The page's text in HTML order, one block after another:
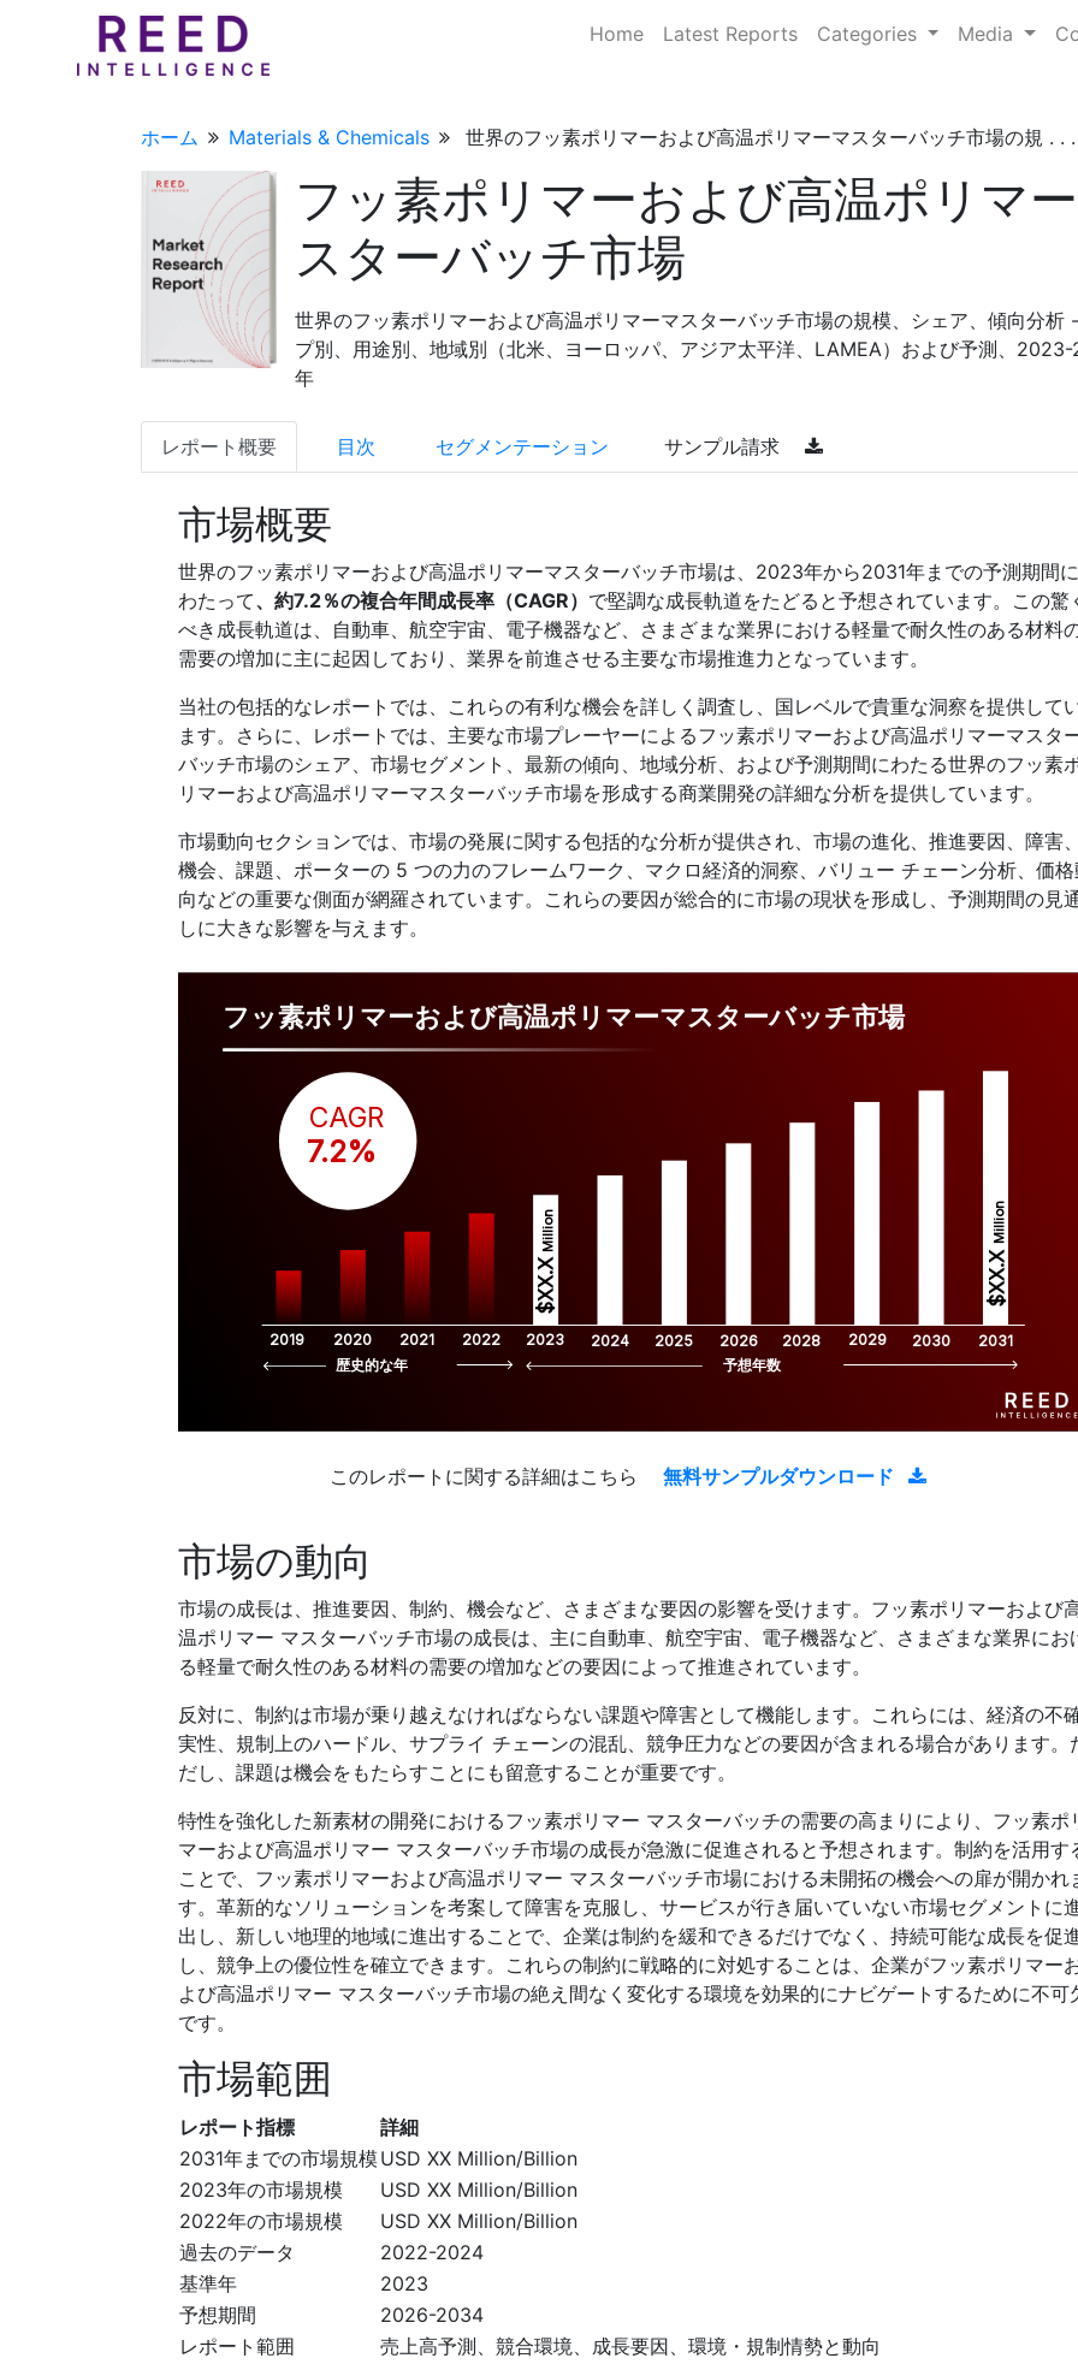
Home Latest Reports Categories Media
ホーム Materials & Chemicals 世界のフッ素ポリマーおよび高温ポリマーマスターバッチ市場の規 . . .
フッ素ポリマーおよび高温ポリマ
スターバッチ市場
世界のフッ素ポリマーおよび高温ポリマーマスターバッチ市場の規模、シェア、傾向分析
プ別、用途別、地域別（北米、ヨーロッパ、アジア太平洋、LAMEA）および予測、2023-
年
レポート概要 目次 セグメンテーション サンプル請求
市場概要
世界のフッ素ポリマーおよび高温ポリマーマスターバッチ市場は、2023年から2031年までの予測期間に
わたって、約7.2％の複合年間成長率（CAGR） で堅調な成長軌道をたどると予想されています。この驚
べき成長軌道は、自動車、航空宇宙、電子機器など、さまざまな業界における軽量で耐久性のある材料
需要の増加に主に起因しており、業界を前進させる主要な市場推進力となっています。
当社の包括的なレポートでは、これらの有利な機会を詳しく調査し、国レベルで貴重な洞察を提供して
ます。さらに、レポートでは、主要な市場プレーヤーによるフッ素ポリマーおよび高温ポリマーマスタ
バッチ市場のシェア、市場セグメント、最新の傾向、地域分析、および予測期間にわたる世界のフッ素
リマーおよび高温ポリマーマスターバッチ市場を形成する商業開発の詳細な分析を提供しています。
市場動向セクションでは、市場の発展に関する包括的な分析が提供され、市場の進化、推進要因、障害、
機会、課題、ポーターの 5 つの力のフレームワーク、マクロ経済的洞察、バリュー チェーン分析、価格
向などの重要な側面が網羅されています。これらの要因が総合的に市場の現状を形成し、予測期間の見
しに大きな影響を与えます。
フッ素ポリマーおよび高温ポリマーマスターバッチ市場
2019 2020 2021 2022 2023 2024 2025 2026 2028 2029 2030 2031
$XX.X
Million
$XX.X
Million
CAGR
7.2%
歴史的な年 予想年数
このレポートに関する詳細はこちら 無料サンプルダウンロード
市場の動向
市場の成長は、推進要因、制約、機会など、さまざまな要因の影響を受けます。フッ素ポリマーおよび
温ポリマー マスターバッチ市場の成長は、主に自動車、航空宇宙、電子機器など、さまざまな業界にお
る軽量で耐久性のある材料の需要の増加などの要因によって推進されています。
反対に、制約は市場が乗り越えなければならない課題や障害として機能します。これらには、経済の不
実性、規制上のハードル、サプライ チェーンの混乱、競争圧力などの要因が含まれる場合があります。
だし、課題は機会をもたらすことにも留意することが重要です。
特性を強化した新素材の開発におけるフッ素ポリマー マスターバッチの需要の高まりにより、フッ素ポ
マーおよび高温ポリマー マスターバッチ市場の成長が急激に促進されると予想されます。制約を活用す
ことで、フッ素ポリマーおよび高温ポリマー マスターバッチ市場における未開拓の機会への扉が開かれ
す。革新的なソリューションを考案して障害を克服し、サービスが行き届いていない市場セグメントに
出し、新しい地理的地域に進出することで、企業は制約を緩和できるだけでなく、持続可能な成長を促
し、競争上の優位性を確立できます。これらの制約に戦略的に対処することは、企業がフッ素ポリマー
よび高温ポリマー マスターバッチ市場の絶え間なく変化する環境を効果的にナビゲートするために不可
です。
市場範囲
レポート指標
詳細
2031年までの市場規模 USD XX Million/Billion
2023年の市場規模
USD XX Million/Billion
2022年の市場規模
USD XX Million/Billion
過去のデータ
2022-2024
基準年
2023
予想期間
2026-2034
レポート範囲
売上高予測、競合環境、成長要因、環境・規制情勢と動向